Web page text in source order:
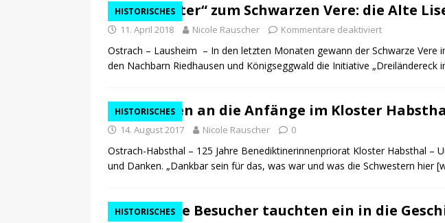
HISTORISCHES
„Schwester“ zum Schwarzen Vere: die Alte
11. April 2018 Nicole Rauscher Kommentare deaktiviert
Ostrach – Lausheim – In den letzten Monaten gewann der Schwarze
den Nachbarn Riedhausen und Königseggwald die Initiative „Dreiländereck
HISTORISCHES
Gedenken an die Anfänge im Kloster
14. August 2017 Nicole Rauscher 0
Ostrach-Habsthal – 125 Jahre Benediktinerinnenpriorat Kloster Habsthal –
und Danken. „Dankbar sein für das, was war und was die Schwestern hier
HISTORISCHES
Tausende Besucher tauchten ein in die